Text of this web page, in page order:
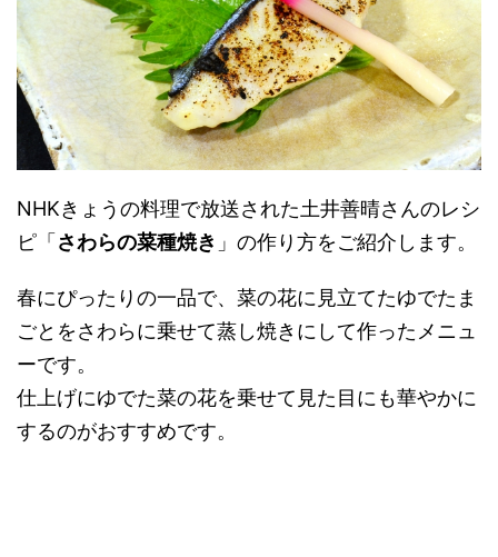
NHKきょうの料理で放送された土井善晴さんのレシ
ピ「 さわらの菜種焼き 」の作り方をご紹介します。
春にぴったりの一品で、菜の花に見立てたゆでたま
ごとをさわらに乗せて蒸し焼きにして作ったメニュ
ーです。
仕上げにゆでた菜の花を乗せて見た目にも華やかに
するのがおすすめです。